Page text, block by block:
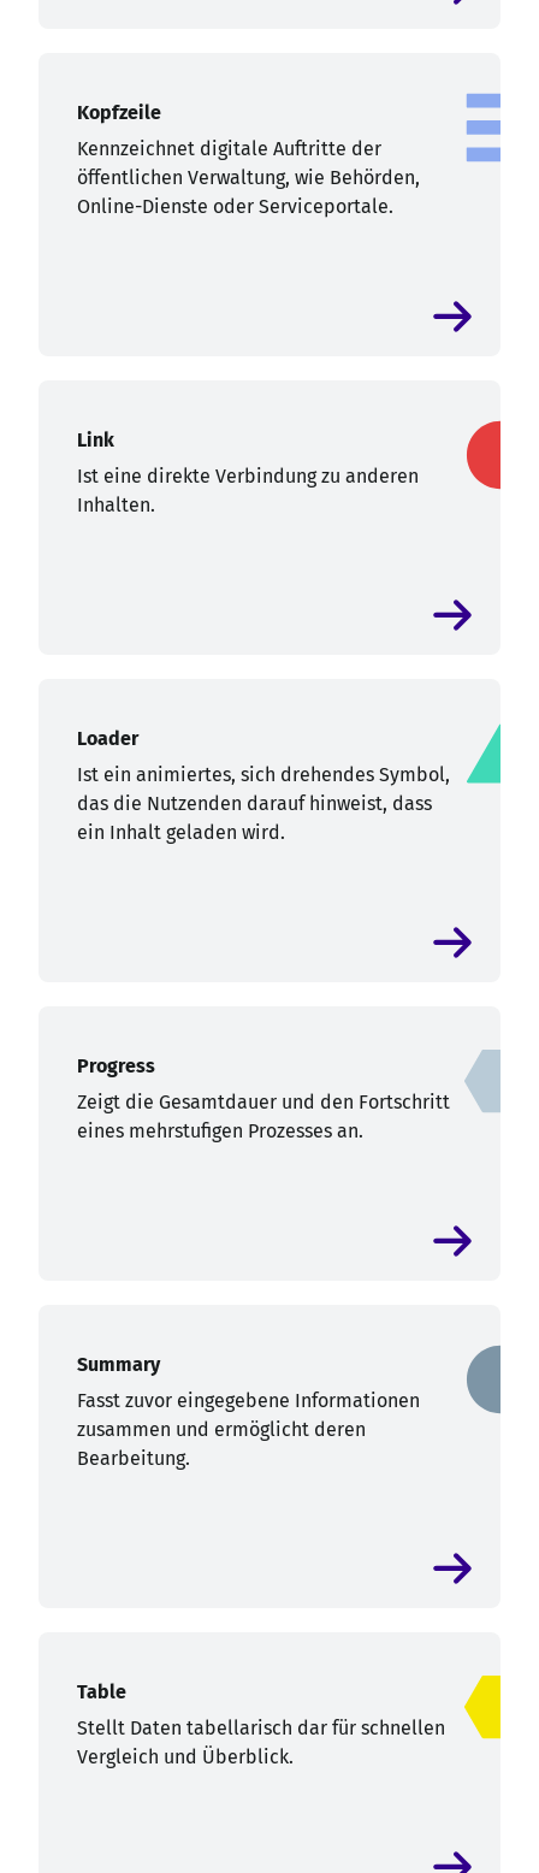
Kopfzeile
Kennzeichnet digitale Auftritte der
öffentlichen Verwaltung, wie Behörden,
Online-Dienste oder Serviceportale.
Link
Ist eine direkte Verbindung zu anderen
Inhalten.
Loader
Ist ein animiertes, sich drehendes Symbol,
das die Nutzenden darauf hinweist, dass
ein Inhalt geladen wird.
Progress
Zeigt die Gesamtdauer und den Fortschritt
eines mehrstufigen Prozesses an.
Summary
Fasst zuvor eingegebene Informationen
zusammen und ermöglicht deren
Bearbeitung.
Table
Stellt Daten tabellarisch dar für schnellen
Vergleich und Überblick.